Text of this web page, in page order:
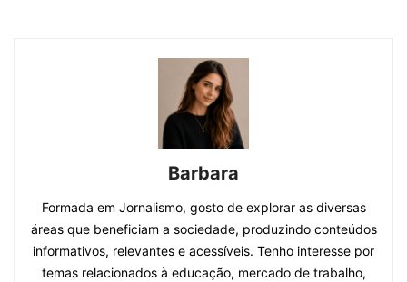
Barbara
Formada em Jornalismo, gosto de explorar as diversas
áreas que beneficiam a sociedade, produzindo conteúdos
informativos, relevantes e acessíveis. Tenho interesse por
temas relacionados à educação, mercado de trabalho,